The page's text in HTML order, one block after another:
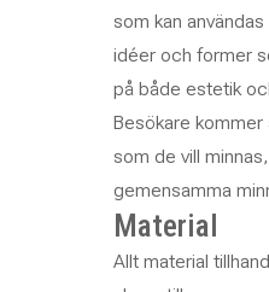
som kan
idéer och former
på både estetik
Besökare kommer
som de vill
gemensamma
Material
Allt material